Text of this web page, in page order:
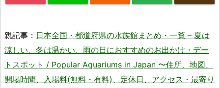
親記事： 日本全国・都道府県の水族館まとめ・一覧 – 夏は
涼しい、冬は温かい、雨の日におすすめのお出かけ・デー
トスポット / Popular Aquariums in Japan 〜住所、地図、
開場時間、入場料(無料・有料)、定休日、アクセス・最寄り